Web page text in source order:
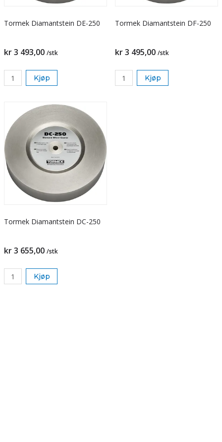
Tormek Diamantstein DE-250
kr 3 493,00 /stk
Kjøp
Tormek Diamantstein DF-250
kr 3 495,00 /stk
Kjøp
Tormek Diamantstein DC-250
kr 3 655,00 /stk
Kjøp